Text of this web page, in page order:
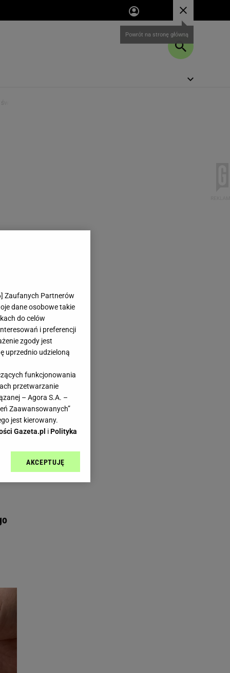
] Zaufanych Partnerów
dane osobowe takie
do celów
i preferencji
zgody jest
uprzednio udzieloną
funkcjonowania
przetwarzanie
– Agora S.A. –
Zaawansowanych”
jest kierowany.
Gazeta.pl iPolityka
sp. z o.o., jej
AKCEPTUJĘ